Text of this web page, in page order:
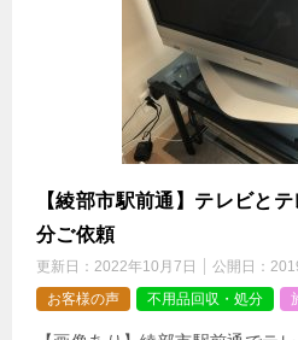
【綾部市駅前通】テレビと
分ご依頼
更新日： 2022年10月7日 公開日：
お客様の声
不用品回収・処分